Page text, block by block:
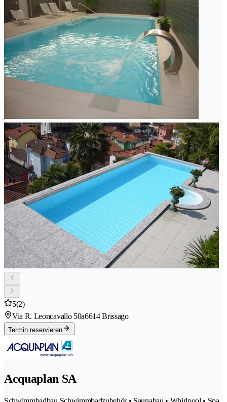
5(2)
Via R. Leoncavallo 50a6614 Brissago
Termin reservieren
Acquaplan SA